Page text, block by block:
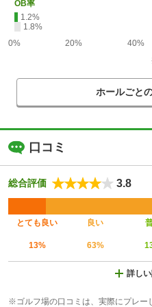
OB率
1.2%
1.8%
0%
20% 40%
ホールごと
口コミ
総合評価 3.8
とても良い 良い
13% 63%
詳し
※ゴルフ場の口コミは、実際にプレー